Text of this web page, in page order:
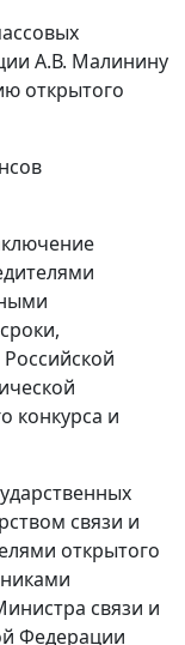
А.В. Малинину
открытого
конкурса и
связи и
открытого
связи и
Федерации